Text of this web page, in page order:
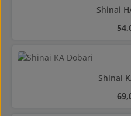
Shinai
Shinai